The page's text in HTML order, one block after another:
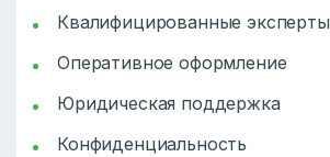
Квалифицированные эксперты
Оперативное оформление
Юридическая поддержка
Конфиденциальность